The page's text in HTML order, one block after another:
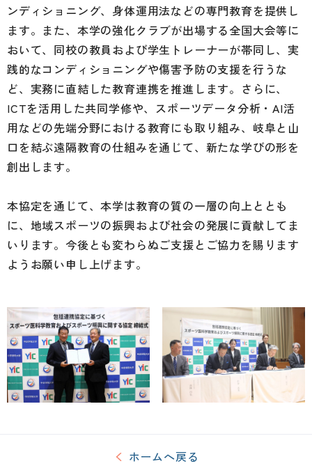
ンディショニング、身体運用法などの専門教育を提供し
ます。また、本学の強化クラブが出場する全国大会等に
おいて、同校の教員および学生トレーナーが帯同し、実
践的なコンディショニングや傷害予防の支援を行うな
ど、実務に直結した教育連携を推進します。さらに、
ICTを活用した共同学修や、スポーツデータ分析・AI活
用などの先端分野における教育にも取り組み、岐阜と山
口を結ぶ遠隔教育の仕組みを通じて、新たな学びの形を
創出します。
本協定を通じて、本学は教育の質の一層の向上ととも
に、地域スポーツの振興および社会の発展に貢献してま
いります。今後とも変わらぬご支援とご協力を賜ります
ようお願い申し上げます。
ホームへ戻る